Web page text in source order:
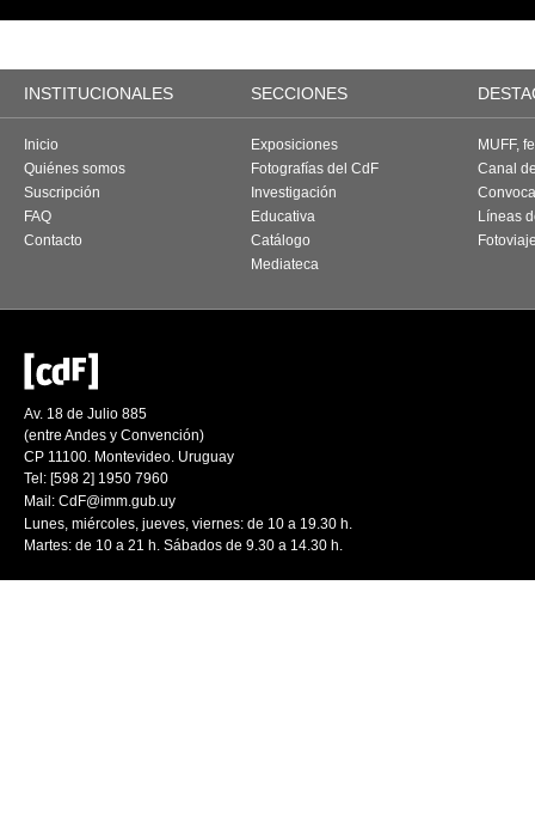
INSTITUCIONALES SECCIONES
Inicio
Quiénes somos
Suscripción
FAQ
Contacto
Exposiciones
Fotografías del CdF
Investigación
Educativa
Catálogo
Mediateca
MUFF,
Canal
Líneas
Av. 18 de Julio 885
(entre Andes y Convención)
CP 11100. Montevideo. Uruguay
Tel: [598 2] 1950 7960
Mail: CdF@imm.gub.uy
Lunes, miércoles, jueves, viernes: de 10 a 19.30 h.
Martes: de 10 a 21 h. Sábados de 9.30 a 14.30 h.